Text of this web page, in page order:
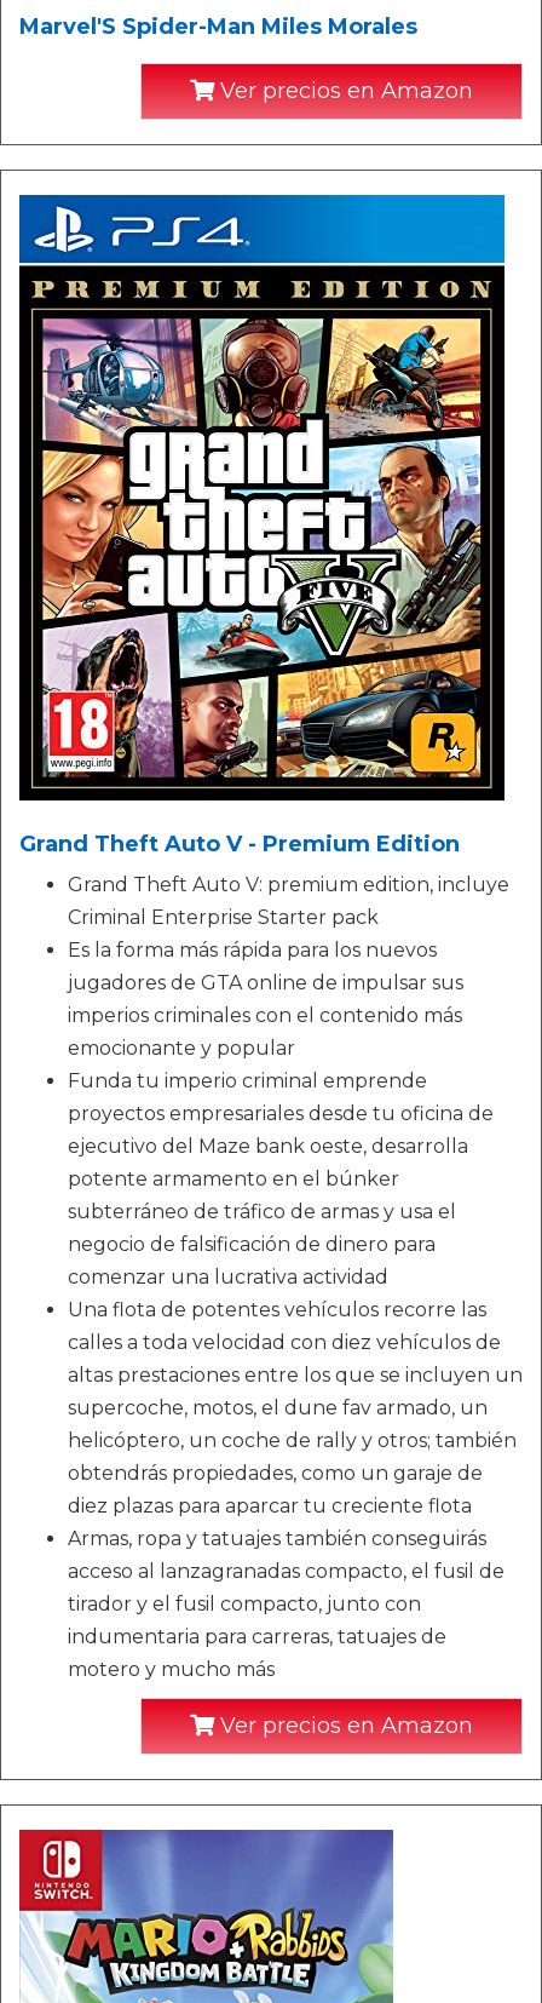
Marvel'S Spider-Man Miles Morales
Ver precios en Amazon
Grand Theft Auto V - Premium Edition
Grand Theft Auto V: premium edition, incluye
Criminal Enterprise Starter pack
Es la forma más rápida para los nuevos
jugadores de GTA online de impulsar sus
imperios criminales con el contenido más
emocionante y popular
Funda tu imperio criminal emprende
proyectos empresariales desde tu oficina de
ejecutivo del Maze bank oeste, desarrolla
potente armamento en el búnker
subterráneo de tráfico de armas y usa el
negocio de falsificación de dinero para
comenzar una lucrativa actividad
Una flota de potentes vehículos recorre las
calles a toda velocidad con diez vehículos de
altas prestaciones entre los que se incluyen un
supercoche, motos, el dune fav armado, un
helicóptero, un coche de rally y otros; también
obtendrás propiedades, como un garaje de
diez plazas para aparcar tu creciente flota
Armas, ropa y tatuajes también conseguirás
acceso al lanzagranadas compacto, el fusil de
tirador y el fusil compacto, junto con
indumentaria para carreras, tatuajes de
motero y mucho más
Ver precios en Amazon